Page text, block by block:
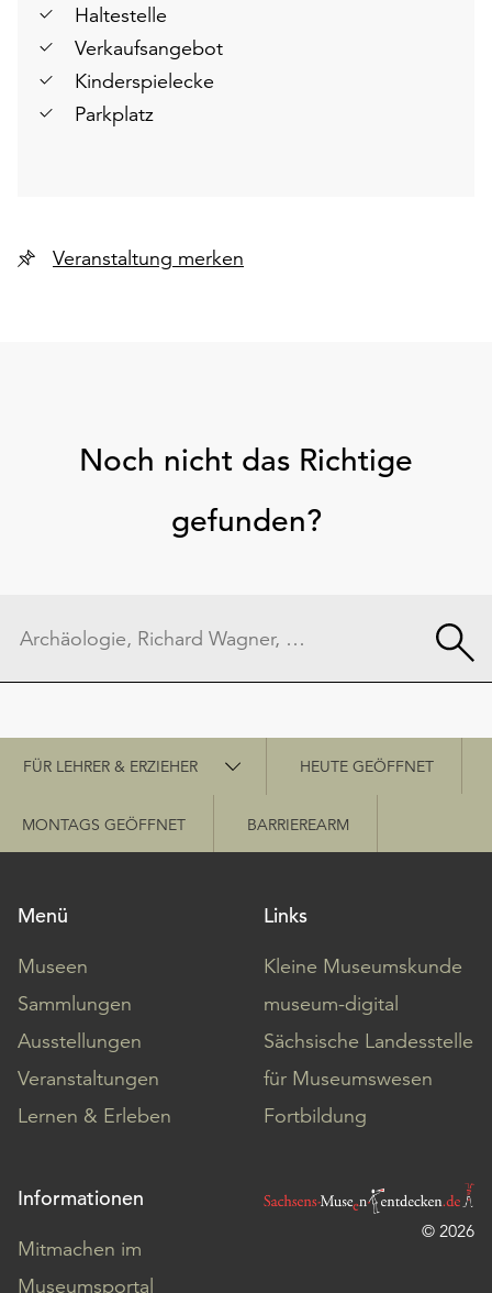
Haltestelle
Verkaufsangebot
Kinderspielecke
Parkplatz
Veranstaltung merken
Noch nicht das Richtige
gefunden?
Schnellzugriff
FÜR LEHRER & ERZIEHER HEUTE GEÖFFNET
MONTAGS GEÖFFNET BARRIEREARM
Menü
Museen
Sammlungen
Ausstellungen
Veranstaltungen
Lernen & Erleben
Links
Kleine Museumskunde
museum-digital
Sächsische Landesstelle
für Museumswesen
Fortbildung
Informationen
Mitmachen im
Museumsportal
© 2026